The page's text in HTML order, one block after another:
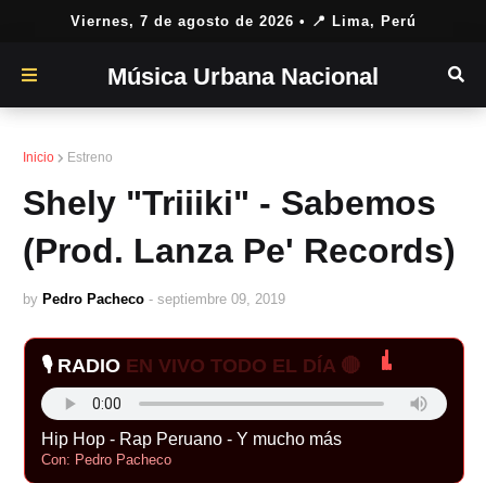
Viernes, 7 de agosto de 2026 • 📍 Lima, Perú
Música Urbana Nacional
Inicio Estreno
Shely "Triiiki" - Sabemos
(Prod. Lanza Pe' Records)
by Pedro Pacheco - septiembre 09, 2019
🎙️ RADIO EN VIVO TODO EL DÍA 🔴
Hip Hop - Rap Peruano - Y mucho más
Con: Pedro Pacheco